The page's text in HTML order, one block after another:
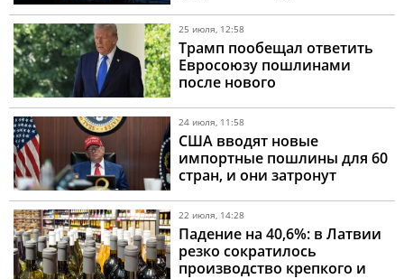
25 июля, 12:58
Трамп пообещал ответить
Евросоюзу пошлинами
после нового
штрафа для Google
24 июля, 11:58
США вводят новые
импортные пошлины для 60
стран, и они затронут
мира
22 июля, 14:28
Падение на 40,6%: в Латвии
резко сократилось
производство крепкого и